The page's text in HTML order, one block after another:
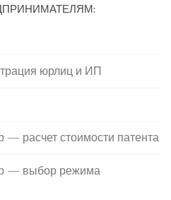
юрлиц и ИП
— расчет стоимости патента
— выбор режима